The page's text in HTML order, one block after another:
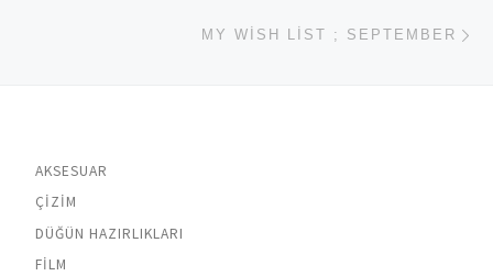
MY WISH LIST ; SEPTEMBER
AKSESUAR
ÇIZIM
DÜĞÜN HAZIRLIKLARI
FILM